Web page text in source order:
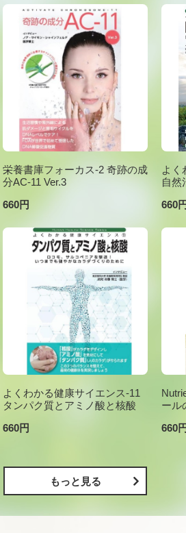
栄養書庫フォーカス-2 奇跡の成
分AC-11 Ver.3
660円
よく
自然
660円
よくわかる健康サイエンス-11
タンパク質とアミノ酸と核酸
660円
ール
660円
もっと見る